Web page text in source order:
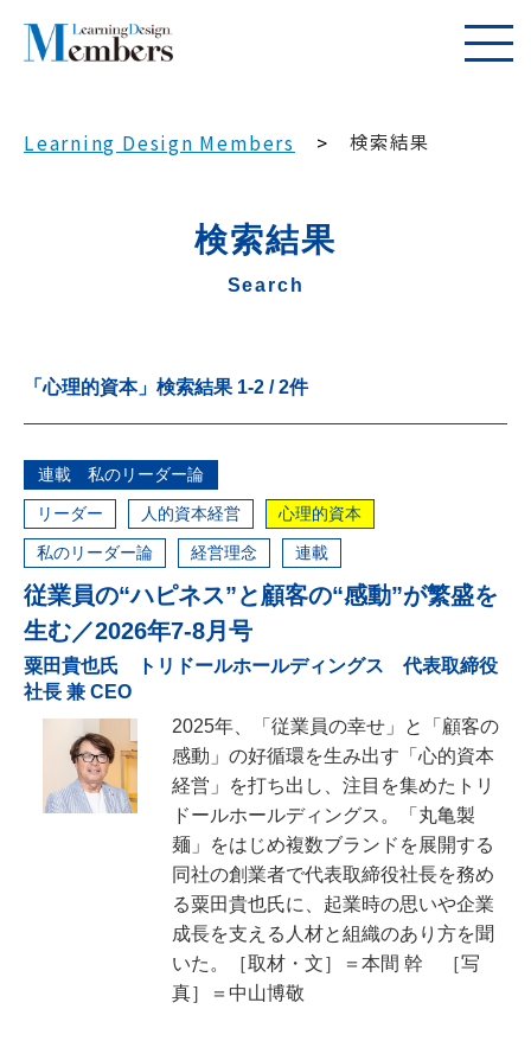
Learning Design Members 検索結果
検索結果
Search
「心理的資本」 検索結果 1-2 /2件
連載 私のリーダー論
リーダー 人的資本経営 心理的資本
私のリーダー論 経営理念 連載
従業員の“ハピネス”と顧客の“感動”が繁盛を
生む／2026年7-8月号
粟田貴也氏 トリドールホールディングス 代表取締役
社長 兼 CEO
2025年、「従業員の幸せ」と「顧客の
感動」の好循環を生み出す「心的資本
経営」を打ち出し、注目を集めたトリ
ドールホールディングス。「丸亀製
麺」をはじめ複数ブランドを展開する
同社の創業者で代表取締役社長を務め
る粟田貴也氏に、起業時の思いや企業
成長を支える人材と組織のあり方を聞
いた。［取材・文］＝本間 幹 ［写
真］＝中山博敬